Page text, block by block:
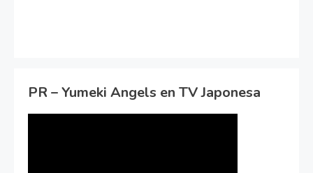
PR – Yumeki Angels en TV Japonesa